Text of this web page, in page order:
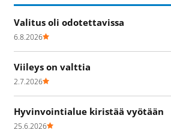
Valitus oli odotettavissa
6.8.2026
Viileys on valttia
2.7.2026
Hyvinvointialue kiristää vyötään
25.6.2026